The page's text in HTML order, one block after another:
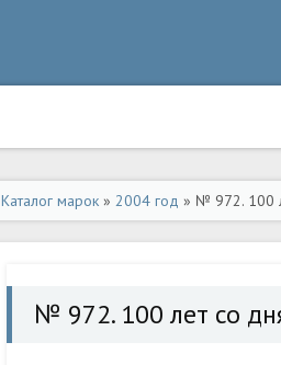
Каталог марок » 2004 год » № 972. 100
№ 972. 100 лет со